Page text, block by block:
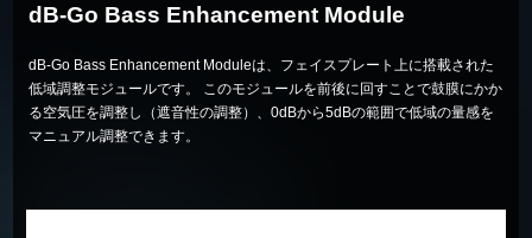
dB-Go Bass Enhancement Module
dB-Go Bass Enhancement Moduleは、フェイスプレート上に搭載された
低域調整モジュールです。 このモジュールを前後に回すことで鼓膜にかか
る空気圧を調整し（遮音性の調整）、0dBから5dBの範囲で低域の量感を
マニュアル調整できます。